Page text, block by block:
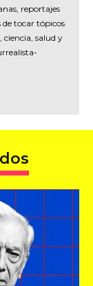
reportajes
de tocar tópicos
ciencia, salud y